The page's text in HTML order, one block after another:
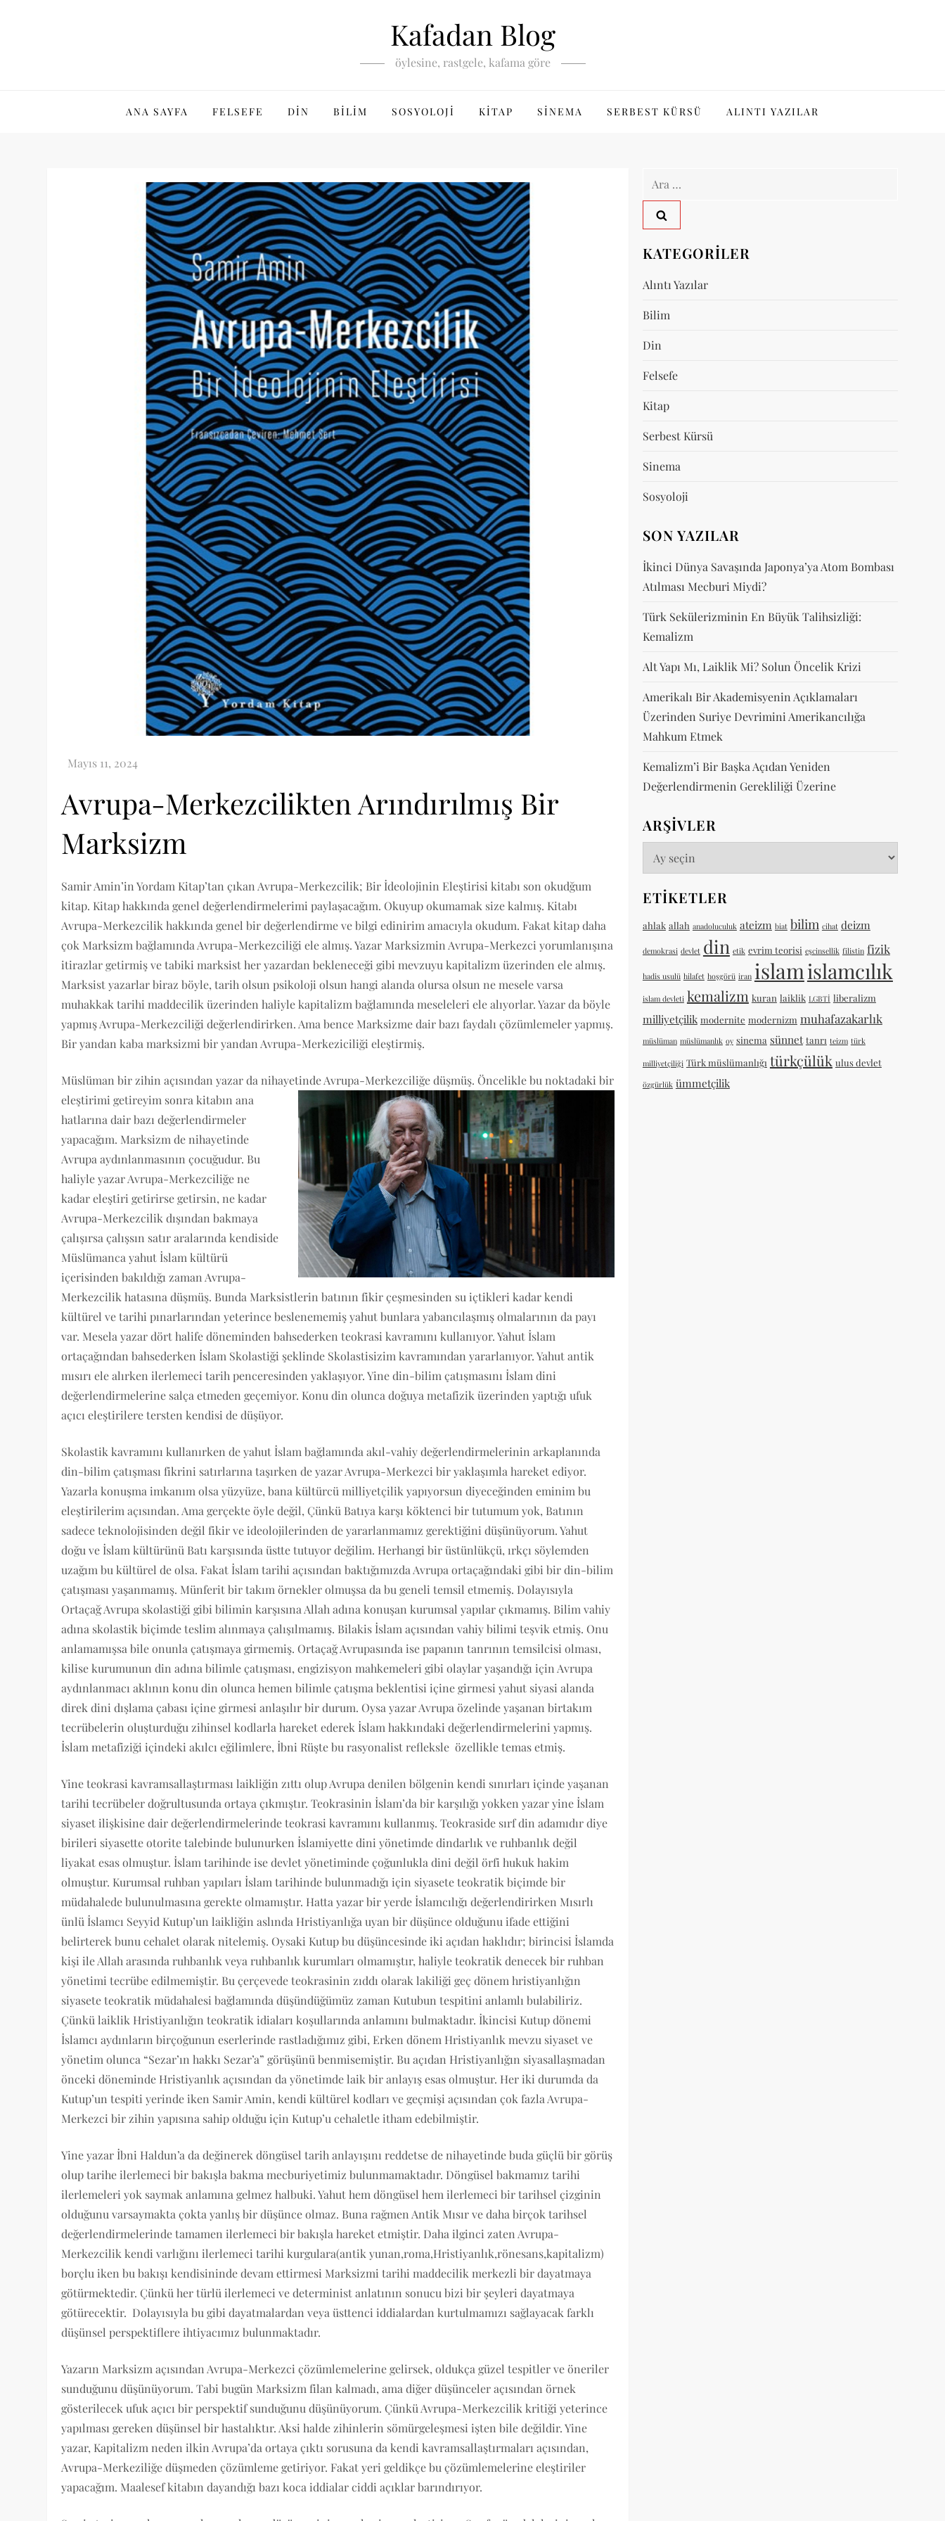
Kafadan Blog
öylesine, rastgele, kafama göre
ANA SAYFA FELSEFE DIN BILIM SOSYOLOJI KITAP SINEMA SERBEST KÜRSÜ ALINTI YAZILAR
Avrupa-Merkezcilikten Arındırılmış Bir
Marksizm
Samir Amin’in Yordam Kitap’tan çıkan Avrupa-Merkezcilik; Bir İdeolojinin Eleştirisi kitabı son okudğum
kitap. Kitap hakkında genel değerlendirmelerimi paylaşacağım. Okuyup okumamak size kalmış. Kitabı
Avrupa-Merkezcilik hakkında genel bir değerlendirme ve bilgi edinirim amacıyla okudum. Fakat kitap daha
çok Marksizm bağlamında Avrupa-Merkezciliği ele almış. Yazar Marksizmin Avrupa-Merkezci yorumlanışına
itirazlar getirmiş ve tabiki marksist her yazardan bekleneceği gibi mevzuyu kapitalizm üzerinden ele almış.
Marksist yazarlar biraz böyle, tarih olsun psikoloji olsun hangi alanda olursa olsun ne mesele varsa
muhakkak tarihi maddecilik üzerinden haliyle kapitalizm bağlamında meseleleri ele alıyorlar. Yazar da böyle
yapmış Avrupa-Merkezciliği değerlendirirken. Ama bence Marksizme dair bazı faydalı çözümlemeler yapmış.
Bir yandan kaba marksizmi bir yandan Avrupa-Merkeziciliği eleştirmiş.
Müslüman bir zihin açısından yazar da nihayetinde Avrupa-Merkezciliğe düşmüş. Öncelikle bu noktadaki bir
eleştirimi getireyim sonra kitabın ana
hatlarına dair bazı değerlendirmeler
yapacağım. Marksizm de nihayetinde
Avrupa aydınlanmasının çocuğudur. Bu
haliyle yazar Avrupa-Merkezciliğe ne
kadar eleştiri getirirse getirsin, ne kadar
Avrupa-Merkezcilik dışından bakmaya
çalışırsa çalışsın satır aralarında kendiside
Müslümanca yahut İslam kültürü
içerisinden bakıldığı zaman Avrupa-
Merkezcilik hatasına düşmüş. Bunda Marksistlerin batının fikir çeşmesinden su içtikleri kadar kendi
kültürel ve tarihi pınarlarından yeterince beslenememiş yahut bunlara yabancılaşmış olmalarının da payı
var. Mesela yazar dört halife döneminden bahsederken teokrasi kavramını kullanıyor. Yahut İslam
ortaçağından bahsederken İslam Skolastiği şeklinde Skolastisizim kavramından yararlanıyor. Yahut antik
mısırı ele alırken ilerlemeci tarih penceresinden yaklaşıyor. Yine din-bilim çatışmasını İslam dini
değerlendirmelerine salça etmeden geçemiyor. Konu din olunca doğuya metafizik üzerinden yaptığı ufuk
açıcı eleştirilere tersten kendisi de düşüyor.
Skolastik kavramını kullanırken de yahut İslam bağlamında akıl-vahiy değerlendirmelerinin arkaplanında
din-bilim çatışması fikrini satırlarına taşırken de yazar Avrupa-Merkezci bir yaklaşımla hareket ediyor.
Yazarla konuşma imkanım olsa yüzyüze, bana kültürcü milliyetçilik yapıyorsun diyeceğinden eminim bu
eleştirilerim açısından. Ama gerçekte öyle değil, Çünkü Batıya karşı köktenci bir tutumum yok, Batının
sadece teknolojisinden değil fikir ve ideolojilerinden de yararlanmamız gerektiğini düşünüyorum. Yahut
doğu ve İslam kültürünü Batı karşısında üstte tutuyor değilim. Herhangi bir üstünlükçü, ırkçı söylemden
uzağım bu kültürel de olsa. Fakat İslam tarihi açısından baktığımızda Avrupa ortaçağındaki gibi bir din-bilim
çatışması yaşanmamış. Münferit bir takım örnekler olmuşsa da bu geneli temsil etmemiş. Dolayısıyla
Ortaçağ Avrupa skolastiği gibi bilimin karşısına Allah adına konuşan kurumsal yapılar çıkmamış. Bilim vahiy
adına skolastik biçimde teslim alınmaya çalışılmamış. Bilakis İslam açısından vahiy bilimi teşvik etmiş. Onu
anlamamışsa bile onunla çatışmaya girmemiş. Ortaçağ Avrupasında ise papanın tanrının temsilcisi olması,
kilise kurumunun din adına bilimle çatışması, engizisyon mahkemeleri gibi olaylar yaşandığı için Avrupa
aydınlanmacı aklının konu din olunca hemen bilimle çatışma beklentisi içine girmesi yahut siyasi alanda
direk dini dışlama çabası içine girmesi anlaşılır bir durum. Oysa yazar Avrupa özelinde yaşanan birtakım
tecrübelerin oluşturduğu zihinsel kodlarla hareket ederek İslam hakkındaki değerlendirmelerini yapmış.
İslam metafiziği içindeki akılcı eğilimlere, İbni Rüşte bu rasyonalist refleksle özellikle temas etmiş.
Yine teokrasi kavramsallaştırması laikliğin zıttı olup Avrupa denilen bölgenin kendi sınırları içinde yaşanan
tarihi tecrübeler doğrultusunda ortaya çıkmıştır. Teokrasinin İslam’da bir karşılığı yokken yazar yine İslam
siyaset ilişkisine dair değerlendirmelerinde teokrasi kavramını kullanmış. Teokraside sırf din adamıdır diye
birileri siyasette otorite talebinde bulunurken İslamiyette dini yönetimde dindarlık ve ruhbanlık değil
liyakat esas olmuştur. İslam tarihinde ise devlet yönetiminde çoğunlukla dini değil örfi hukuk hakim
olmuştur. Kurumsal ruhban yapıları İslam tarihinde bulunmadığı için siyasete teokratik biçimde bir
müdahalede bulunulmasına gerekte olmamıştır. Hatta yazar bir yerde İslamcılığı değerlendirirken Mısırlı
ünlü İslamcı Seyyid Kutup’un laikliğin aslında Hristiyanlığa uyan bir düşünce olduğunu ifade ettiğini
belirterek bunu cehalet olarak nitelemiş. Oysaki Kutup bu düşüncesinde iki açıdan haklıdır; birincisi İslamda
kişi ile Allah arasında ruhbanlık veya ruhbanlık kurumları olmamıştır, haliyle teokratik denecek bir ruhban
yönetimi tecrübe edilmemiştir. Bu çerçevede teokrasinin zıddı olarak lakiliği geç dönem hristiyanlığın
siyasete teokratik müdahalesi bağlamında düşündüğümüz zaman Kutubun tespitini anlamlı bulabiliriz.
Çünkü laiklik Hristiyanlığın teokratik idiaları koşullarında anlamını bulmaktadır. İkincisi Kutup dönemi
İslamcı aydınların birçoğunun eserlerinde rastladığımız gibi, Erken dönem Hristiyanlık mevzu siyaset ve
yönetim olunca “Sezar’ın hakkı Sezar’a” görüşünü benmisemiştir. Bu açıdan Hristiyanlığın siyasallaşmadan
önceki döneminde Hristiyanlık açısından da yönetimde laik bir anlayış esas olmuştur. Her iki durumda da
Kutup’un tespiti yerinde iken Samir Amin, kendi kültürel kodları ve geçmişi açısından çok fazla Avrupa-
Merkezci bir zihin yapısına sahip olduğu için Kutup’u cehaletle itham edebilmiştir.
Yine yazar İbni Haldun’a da değinerek döngüsel tarih anlayışını reddetse de nihayetinde buda güçlü bir görüş
olup tarihe ilerlemeci bir bakışla bakma mecburiyetimiz bulunmamaktadır. Döngüsel bakmamız tarihi
ilerlemeleri yok saymak anlamına gelmez halbuki. Yahut hem döngüsel hem ilerlemeci bir tarihsel çizginin
olduğunu varsaymakta çokta yanlış bir düşünce olmaz. Buna rağmen Antik Mısır ve daha birçok tarihsel
değerlendirmelerinde tamamen ilerlemeci bir bakışla hareket etmiştir. Daha ilginci zaten Avrupa-
Merkezcilik kendi varlığını ilerlemeci tarihi kurgulara(antik yunan,roma,Hristiyanlık,rönesans,kapitalizm)
borçlu iken bu bakışı kendisininde devam ettirmesi Marksizmi tarihi maddecilik merkezli bir dayatmaya
götürmektedir. Çünkü her türlü ilerlemeci ve determinist anlatının sonucu bizi bir şeyleri dayatmaya
götürecektir. Dolayısıyla bu gibi dayatmalardan veya üsttenci iddialardan kurtulmamızı sağlayacak farklı
düşünsel perspektiflere ihtiyacımız bulunmaktadır.
Yazarın Marksizm açısından Avrupa-Merkezci çözümlemelerine gelirsek, oldukça güzel tespitler ve öneriler
sunduğunu düşünüyorum. Tabi bugün Marksizm filan kalmadı, ama diğer düşünceler açısından örnek
gösterilecek ufuk açıcı bir perspektif sunduğunu düşünüyorum. Çünkü Avrupa-Merkezcilik kritiği yeterince
yapılması gereken düşünsel bir hastalıktır. Aksi halde zihinlerin sömürgeleşmesi işten bile değildir. Yine
yazar, Kapitalizm neden ilkin Avrupa’da ortaya çıktı sorusuna da kendi kavramsallaştırmaları açısından,
Avrupa-Merkeziliğe düşmeden çözümleme getiriyor. Fakat yeri geldikçe bu çözümlemelerine eleştiriler
yapacağım. Maalesef kitabın dayandığı bazı koca iddialar ciddi açıklar barındırıyor.
KATEGORILER
Alıntı Yazılar
Bilim
Din
Felsefe
Kitap
Serbest Kürsü
Sinema
Sosyoloji
SON YAZILAR
İkinci Dünya Savaşında Japonya’ya Atom Bombası
Atılması Mecburi Miydi?
Türk Sekülerizminin En Büyük Talihsizliği:
Kemalizm
Alt Yapı Mı, Laiklik Mi? Solun Öncelik Krizi
Amerikalı Bir Akademisyenin Açıklamaları
Üzerinden Suriye Devrimini Amerikancılığa
Mahkum Etmek
Kemalizm’i Bir Başka Açıdan Yeniden
Değerlendirmenin Gerekliliği Üzerine
ARŞIVLER
ETIKETLER
ahlak allah anadoluculuk ateizm biat bilim cihat deizm
demokrasi devlet din etik evrim teorisi eşcinsellik filistin fizik
hadis usulü hilafet hoşgörü iran islamislamcılık
islam devleti kemalizm kuran laiklik LGBTİ liberalizm
milliyetçilik modernite modernizm muhafazakarlık
müslüman müslümanlık oy sinema sünnet tanrı teizm türk
milliyetçiliği Türk müslümanlığı türkçülük ulus devlet
özgürlük ümmetçilik